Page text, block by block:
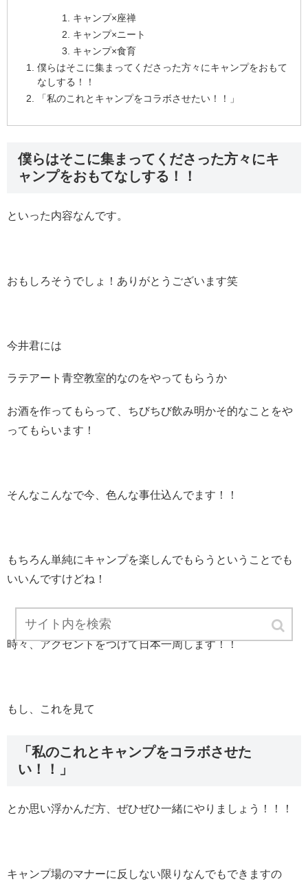
キャンプ×座禅
キャンプ×ニート
キャンプ×食育
僕らはそこに集まってくださった方々にキャンプをおもて
なしする！！
「私のこれとキャンプをコラボさせたい！！」
僕らはそこに集まってくださった方々にキ
ャンプをおもてなしする！！
といった内容なんです。
おもしろそうでしょ！ありがとうございます笑
今井君には
ラテアート青空教室的なのをやってもらうか
お酒を作ってもらって、ちびちび飲み明かそ的なことをや
ってもらいます！
そんなこんなで今、色んな事仕込んでます！！
もちろん単純にキャンプを楽しんでもらうということでも
いいんですけどね！
時々、アクセントをつけて日本一周します！！
もし、これを見て
「私のこれとキャンプをコラボさせた
い！！」
とか思い浮かんだ方、ぜひぜひ一緒にやりましょう！！！
キャンプ場のマナーに反しない限りなんでもできますの